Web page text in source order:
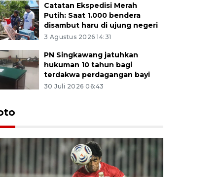
Catatan Ekspedisi Merah
Putih: Saat 1.000 bendera
disambut haru di ujung negeri
3 Agustus 2026 14:31
PN Singkawang jatuhkan
hukuman 10 tahun bagi
terdakwa perdagangan bayi
30 Juli 2026 06:43